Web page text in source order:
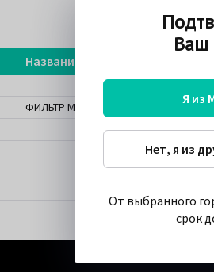
Название
ФИЛЬТР МАСЛЯНЫЙ C-110 (P2028)
Ваш
Я из
Нет, я из
От выбранного
срок